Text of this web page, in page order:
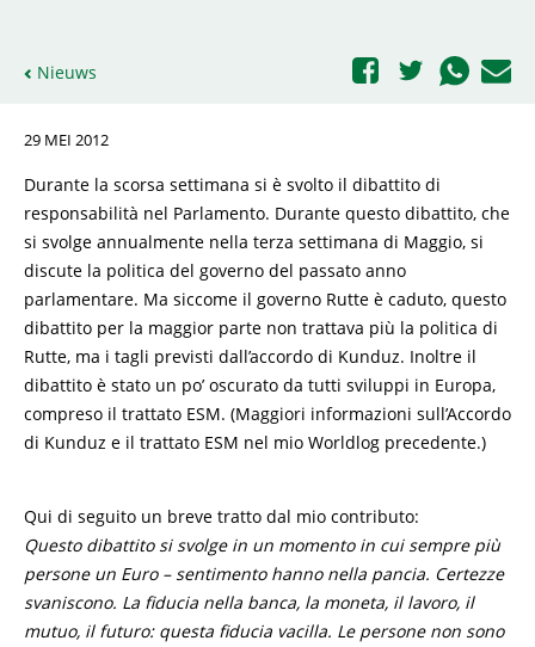
Nieuws
29 MEI 2012
Durante la scorsa settimana si è svolto il dibattito di
responsabilità nel Parlamento. Durante questo dibattito, che
si svolge annualmente nella terza settimana di Maggio, si
discute la politica del governo del passato anno
parlamentare. Ma siccome il governo Rutte è caduto, questo
dibattito per la maggior parte non trattava più la politica di
Rutte, ma i tagli previsti dall’accordo di Kunduz. Inoltre il
dibattito è stato un po’ oscurato da tutti sviluppi in Europa,
compreso il trattato ESM. (Maggiori informazioni sull’Accordo
di Kunduz e il trattato ESM nel mio Worldlog precedente.)
Qui di seguito un breve tratto dal mio contributo:
Questo dibattito si svolge in un momento in cui sempre più
persone un Euro – sentimento hanno nella pancia. Certezze
svaniscono. La fiducia nella banca, la moneta, il lavoro, il
mutuo, il futuro: questa fiducia vacilla. Le persone non sono